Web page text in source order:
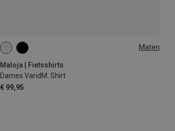
Maten
Maloja | Fietsshirts
Dames VaridM. Shirt
€ 99,95
XS S